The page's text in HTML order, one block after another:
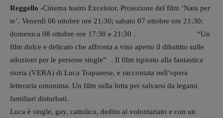
Reggello -Cinema teatro Excelsior. Proiezione del film ‘Nata per
te’. Venerdì 06 ottobre ore 21:30; sabato 07 ottobre ore 21:30;
domenica 08 ottobre ore 17:30 e 21:30 . “Un
film dolce e delicato che affronta a viso aperto il dibattito sulle
adozioni per le persone single” . Il film ispirato alla fantastica
storia (VERA) di Luca Trapanese, e raccontata nell’opera
letteraria omonima. Un film sulla lotta per salvarsi da legami
familiari disturbati.
Luca è single, gay, cattolico, dedito al volontariato e con un